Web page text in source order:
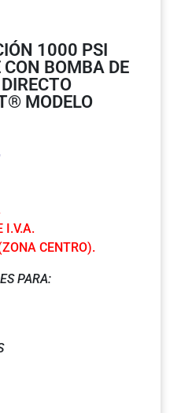
1000 PSI
CON BOMBA DE
MODELO
I.V.A.
CENTRO).
PARA: